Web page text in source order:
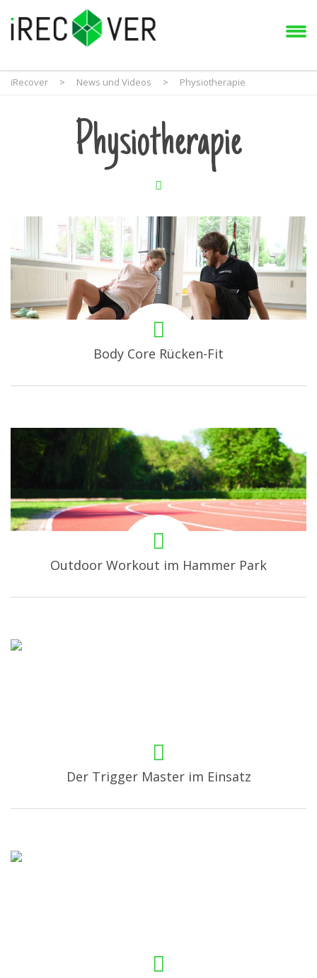
iRecover > News und Videos > Physiotherapie
Physiotherapie
Body Core Rücken-Fit
Outdoor Workout im Hammer Park
Der Trigger Master im Einsatz